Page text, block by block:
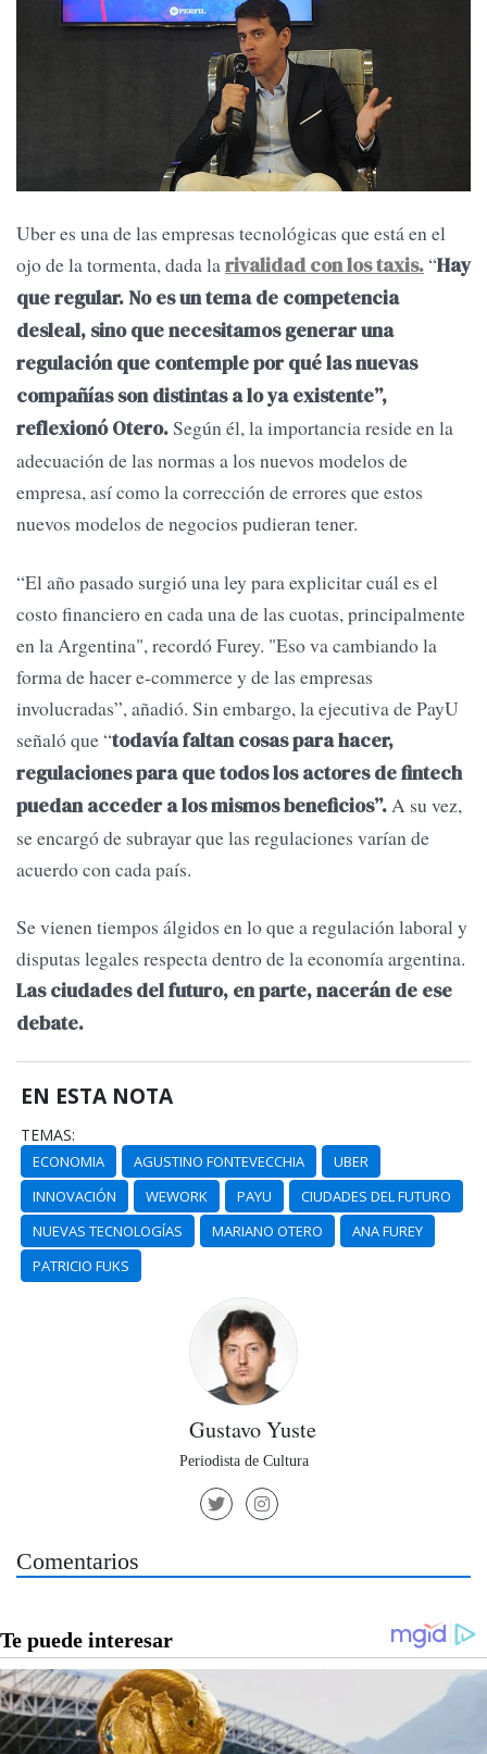
Uber es una de las empresas tecnológicas que está en el
ojo de la tormenta, dada larivalidad con los taxis.“Hay
que regular. No es un tema de competencia
desleal, sino que necesitamos generar una
regulación que contemple por qué las nuevas
compañías son distintas a lo ya existente”,
reflexionó Otero.Según él, la importancia reside en la
adecuación de las normas a los nuevos modelos de
empresa, así como la corrección de errores que estos
nuevos modelos de negocios pudieran tener.
“El año pasado surgió una ley para explicitar cuál es el
costo financiero en cada una de las cuotas, principalmente
en la Argentina", recordó Furey. "Eso va cambiando la
forma de hacer e-commerce y de las empresas
involucradas”, añadió. Sin embargo, la ejecutiva de PayU
señaló que “todavía faltan cosas para hacer,
regulaciones para que todos los actores de fintech
puedan acceder a los mismos beneficios”. A su vez,
se encargó de subrayar que las regulaciones varían de
acuerdo con cada país.
Se vienen tiempos álgidos en lo que a regulación laboral y
disputas legales respecta dentro de la economía argentina.
Las ciudades del futuro, en parte, nacerán de ese
debate.
EN ESTA NOTA
TEMAS:
ECONOMIA AGUSTINO FONTEVECCHIA
UBER
INNOVACIÓN
WEWORK PAYU
CIUDADES DEL FUTURO
NUEVAS TECNOLOGÍAS
MARIANO OTERO
ANA FUREY
PATRICIO FUKS
Gustavo Yuste
Periodista de Cultura
Comentarios